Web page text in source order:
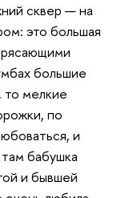
сквер — на
это большая
большие
мелкие
по
и
бабушка
и бывшей